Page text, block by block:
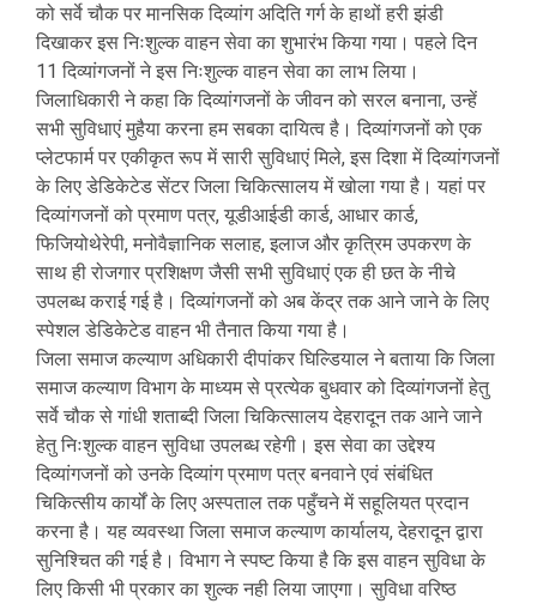
को सर्वे चौक पर मानसिक दिव्यांग अदिति गर्ग के हाथों हरी झंडी
दिखाकर इस निःशुल्क वाहन सेवा का शुभारंभ किया गया। पहले दिन
11 दिव्यांगजनों ने इस निःशुल्क वाहन सेवा का लाभ लिया।
जिलाधिकारी ने कहा कि दिव्यांगजनों के जीवन को सरल बनाना, उन्हें
सभी सुविधाएं मुहैया करना हम सबका दायित्व है। दिव्यांगजनों को एक
प्लेटफार्म पर एकीकृत रूप में सारी सुविधाएं मिले, इस दिशा में दिव्यांगजनों
के लिए डेडिकेटेड सेंटर जिला चिकित्सालय में खोला गया है। यहां पर
दिव्यांगजनों को प्रमाण पत्र, यूडीआईडी कार्ड, आधार कार्ड,
फिजियोथेरेपी, मनोवैज्ञानिक सलाह, इलाज और कृत्रिम उपकरण के
साथ ही रोजगार प्रशिक्षण जैसी सभी सुविधाएं एक ही छत के नीचे
उपलब्ध कराई गई है। दिव्यांगजनों को अब केंद्र तक आने जाने के लिए
स्पेशल डेडिकेटेड वाहन भी तैनात किया गया है।
जिला समाज कल्याण अधिकारी दीपांकर घिल्डियाल ने बताया कि जिला
समाज कल्याण विभाग के माध्यम से प्रत्येक बुधवार को दिव्यांगजनों हेतु
सर्वे चौक से गांधी शताब्दी जिला चिकित्सालय देहरादून तक आने जाने
हेतु निःशुल्क वाहन सुविधा उपलब्ध रहेगी। इस सेवा का उद्देश्य
दिव्यांगजनों को उनके दिव्यांग प्रमाण पत्र बनवाने एवं संबंधित
चिकित्सीय कार्यों के लिए अस्पताल तक पहुँचने में सहूलियत प्रदान
करना है। यह व्यवस्था जिला समाज कल्याण कार्यालय, देहरादून द्वारा
सुनिश्चित की गई है। विभाग ने स्पष्ट किया है कि इस वाहन सुविधा के
लिए किसी भी प्रकार का शुल्क नही लिया जाएगा। सुविधा वरिष्ठ